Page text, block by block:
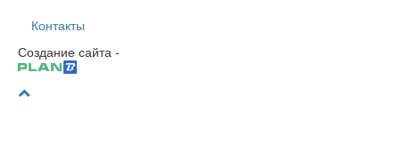
Контакты
Создание сайта -